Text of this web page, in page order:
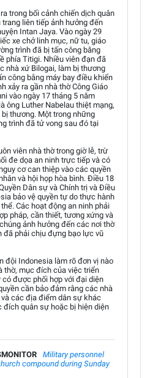
trong bối cảnh chiến dịch quân
liên tiếp ảnh hưởng đến
Intan Jaya. Vào ngày 29
xe chở linh mục, nữ tu, giáo
trình đã bị tấn công bằng
phía Titigi. Nhiều viên đạn đã
nhà xứ Bilogai, làm bị thương
công bằng máy bay điều khiển
xảy ra gần nhà thờ Công Giáo
vào ngày 17 tháng 5 năm
ông Luther Nabelau thiệt mạng,
thương. Một trong những
trình đã tử vong sau đó tại
viên nhà thờ trong giờ lễ, trừ
đe dọa an ninh trực tiếp và có
cơ can thiệp vào các quyền
và hội họp hòa bình. Điều 18
Dân sự và Chính trị và Điều
bảo vệ quyền tự do thực hành
Các hoạt động an ninh phải
pháp, cần thiết, tương xứng và
ảnh hưởng đến các nơi thờ
đã phải chịu đựng bạo lực vũ
đội Indonesia làm rõ đơn vị nào
thờ, mục đích của việc triển
được phối hợp với đại diện
cần bảo đảm rằng các nhà
các địa điểm dân sự khác
đích quân sự hoặc bị hiện diện
Military personnel
compound during Sunday